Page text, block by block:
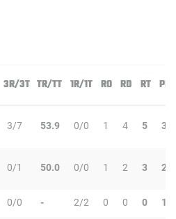
3R/3T TR/TT 1R/1T RO RD RT PD
3/7 53.9 0/0 1 4 5 3
0/1 50.0 0/0 1 2 3 2
0/0 - 2/2 0 0 0 1